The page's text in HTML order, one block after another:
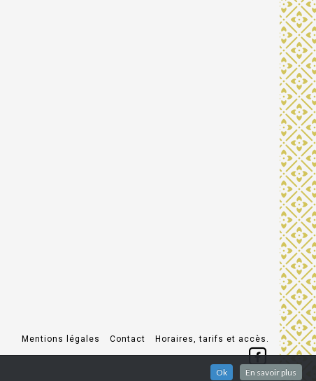
Mentions légales Contact Horaires, tarifs et accès.
Ok En savoir plus